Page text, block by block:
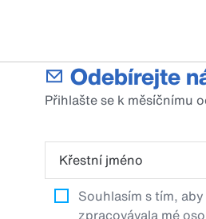
Odebírejte
Přihlašte se k měsíčnímu
Křestní jméno
Souhlasím s tím,
zpracovávala mé